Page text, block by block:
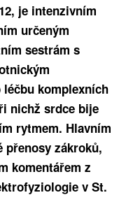
je intenzivním
určeným
sestrám s
komplexních
nichž srdce bije
rytmem. Hlavním
přenosy zákroků,
komentářem z
v St.